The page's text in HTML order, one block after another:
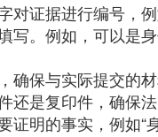
证据进行编号，例如
。例如，可以是身
保与实际提交的材
是复印件，确保法
证明的事实，例如“